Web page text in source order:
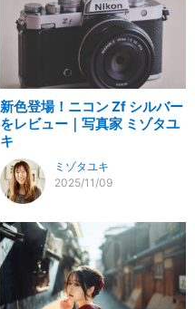
新色登場！ニコン Zf シルバー
をレビュー｜写真家 ミゾタユ
キ
ミゾタユキ
2025/11/09